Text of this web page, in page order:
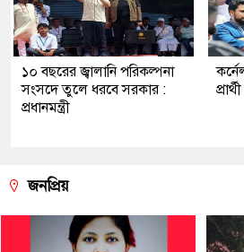
১০ বছরের জ্বালানি পরিকল্পনা
সংসদে তুলে ধরবে সরকার :
প্রধানমন্ত্রী
জনপ্রিয়